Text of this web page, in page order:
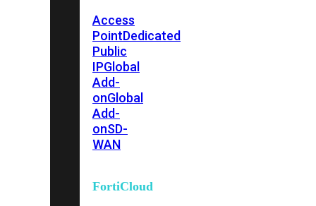
Access
PointDedicated
Public
IPGlobal
Add-
onGlobal
Add-
onSD-
WAN
FortiCloud